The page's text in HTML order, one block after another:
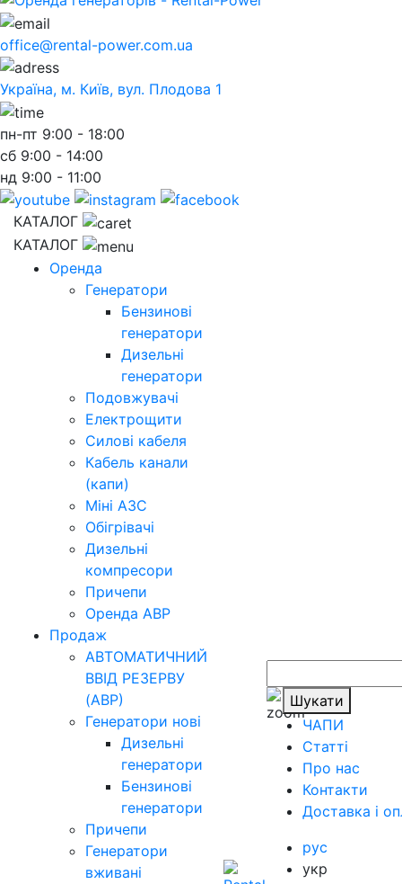
office@rental-power.com.ua
Україна, м. Київ, вул. Плодова 1
пн-пт 9:00 - 18:00
сб 9:00 - 14:00
нд 9:00 - 11:00
КАТАЛОГ
КАТАЛОГ
Оренда
Генератори
Бензинові
генератори
Дизельні
генератори
Подовжувачі
Електрощити
Силові кабеля
Кабель канали
(капи)
Міні АЗС
Обігрівачі
Дизельні
компресори
Причепи
Оренда АВР
Продаж
АВТОМАТИЧНИЙ
ВВІД РЕЗЕРВУ
(АВР)
Генератори нові
Дизельні
генератори
Бензинові
генератори
Причепи
Генератори
вживані
Шукати
ЧАПИ
Статті
Про нас
Контакти
Доставка і
рус
укр